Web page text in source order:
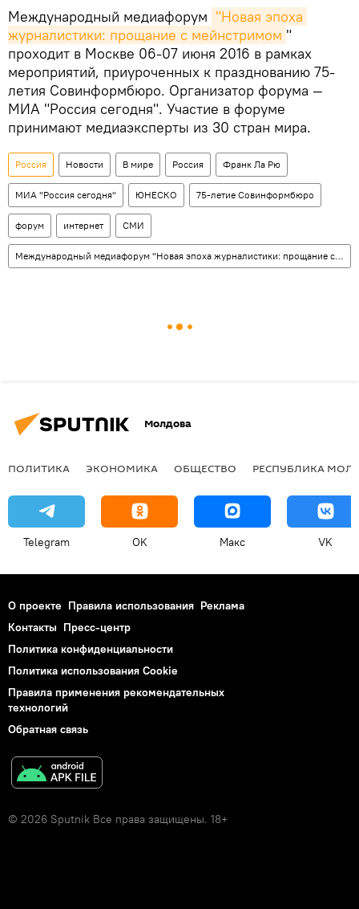
Международный медиафорум "Новая эпоха
журналистики: прощание с мейнстримом "
проходит в Москве 06-07 июня 2016 в рамках
мероприятий, приуроченных к празднованию 75-
летия Совинформбюро. Организатор форума —
МИА "Россия сегодня". Участие в форуме
принимают медиаэксперты из 30 стран мира.
Россия Новости В мире Россия Франк Ла Рю
МИА "Россия сегодня" ЮНЕСКО 75-летие Совинформбюро
форум интернет СМИ
Международный медиафорум "Новая эпоха журналистики: прощание с мейнстримом"
Молдова
ПОЛИТИКА ЭКОНОМИКА ОБЩЕСТВО РЕСПУБЛИКА
Telegram OK Макс VK
О проекте Правила использования Реклама
Контакты Пресс-центр
Политика конфиденциальности
Политика использования Cookie
Правила применения рекомендательных
технологий
Обратная связь
© 2026 Sputnik Все права защищены. 18+